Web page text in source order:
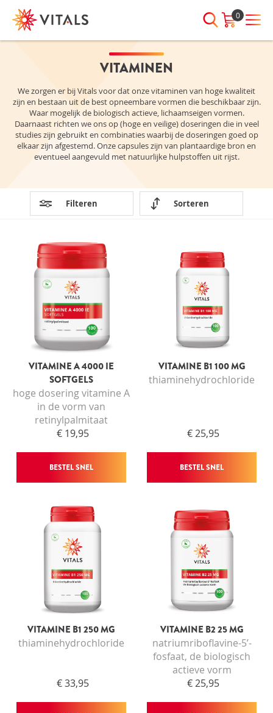
0
We staan elke dag voor je klaar!
ndien we je ergens mee kunnen
helpen, neem dan contact met
ons op:
075-6476050
E-mailadres
Wachtwoord
Wachtwoord
vergeten?
INLOGGEN
VITAMINEN
We zorgen er bij Vitals voor dat onze vitaminen van hoge kwaliteit
zijn en bestaan uit de best opneembare vormen die beschikbaar zijn.
Waar mogelijk de biologisch actieve, lichaamseigen vormen.
Daarnaast richten we ons op (hoge en veilige) doseringen die in veel
studies zijn gebruikt en combinaties waarbij de doseringen goed op
elkaar zijn afgestemd. Onze capsules zijn van plantaardige bron en
eventueel aangevuld met natuurlijke hulpstoffen uit rijst.
Filteren Sorteren
VITAMINE A 4000 IE
SOFTGELS
hoge dosering vitamine A
in de vorm van
retinylpalmitaat
€ 19,95
BESTEL SNEL
VITAMINE B1 100 MG
thiaminehydrochloride
€ 25,95
BESTEL SNEL
VITAMINE B1 250 MG
thiaminehydrochloride
€ 33,95
VITAMINE B2 25 MG
natriumriboflavine-5’-
fosfaat, de biologisch
actieve vorm
€ 25,95